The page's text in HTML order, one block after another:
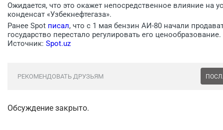
Ожидается, что это окажет непосредственное влияние на
конденсат «Узбекнефтегаза».
Ранее Spot писал, что с 1 мая бензин АИ-80 начали
государство перестало регулировать его
Источник: Spot.uz
РЕКОМЕНДОВАТЬ ДРУЗЬЯМ
Обсуждение закрыто.